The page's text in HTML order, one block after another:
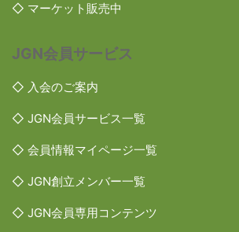
◇ マーケット販売中
JGN会員サービス
◇ 入会のご案内
◇ JGN会員サービス一覧
◇ 会員情報マイページ一覧
◇ JGN創立メンバー一覧
◇ JGN会員専用コンテンツ